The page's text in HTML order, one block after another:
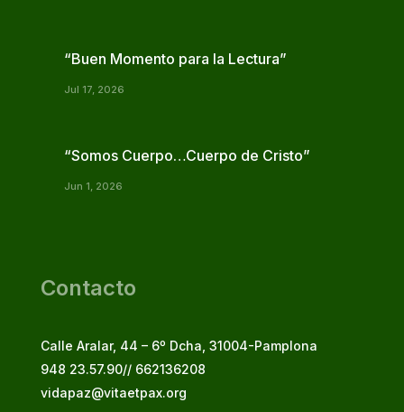
“Buen Momento para la Lectura”
Jul 17, 2026
“Somos Cuerpo…Cuerpo de Cristo”
Jun 1, 2026
Contacto
Calle Aralar, 44 – 6º Dcha, 31004-Pamplona
948 23.57.90// 662136208
vidapaz@vitaetpax.org